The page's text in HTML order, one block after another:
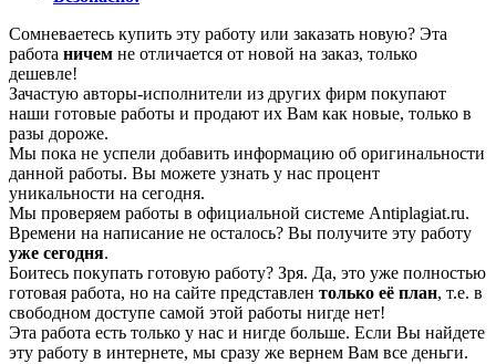
Сомневаетесь купить эту работу или заказать новую? Эта
работа ничем не отличается от новой на заказ, только
дешевле!
Зачастую авторы-исполнители из других фирм покупают
наши готовые работы и продают их Вам как новые, только в
разы дороже.
Мы пока не успели добавить информацию об оригинальности
данной работы. Вы можете узнать у нас процент
уникальности на сегодня.
Мы проверяем работы в официальной системе Аntiplagiat.ru.
Времени на написание не осталось? Вы получите эту работу
уже сегодня.
Боитесь покупать готовую работу? Зря. Да, это уже полностью
готовая работа, но на сайте представлен только её план, т.е. в
свободном доступе самой этой работы нигде нет!
Эта работа есть только у нас и нигде больше. Если Вы найдете
эту работу в интернете, мы сразу же вернем Вам все деньги.